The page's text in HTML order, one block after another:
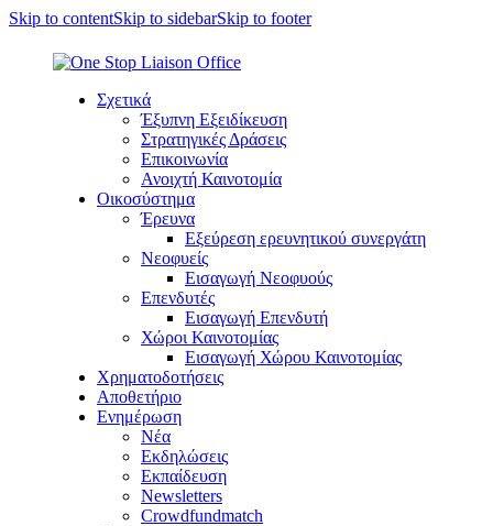
Skip to contentSkip to sidebarSkip to footer
Σχετικά
Έξυπνη Εξειδίκευση
Στρατηγικές Δράσεις
Επικοινωνία
Ανοιχτή Καινοτομία
Οικοσύστημα
Έρευνα
Εξεύρεση ερευνητικού συνεργάτη
Νεοφυείς
Εισαγωγή Νεοφυούς
Επενδυτές
Εισαγωγή Επενδυτή
Χώροι Καινοτομίας
Εισαγωγή Χώρου Καινοτομίας
Χρηματοδοτήσεις
Αποθετήριο
Ενημέρωση
Νέα
Εκδηλώσεις
Εκπαίδευση
Newsletters
Crowdfundmatch